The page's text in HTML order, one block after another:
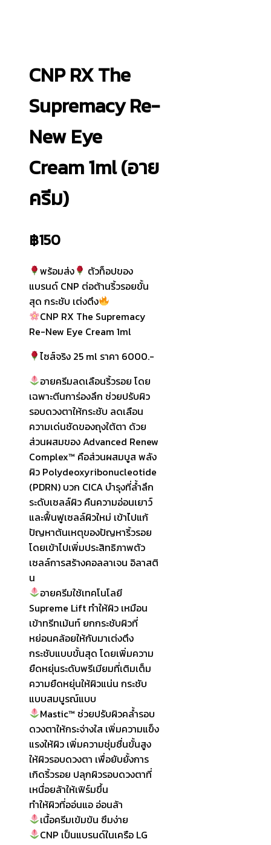
CNP RX The
Supremacy Re-
New Eye
Cream 1ml (อาย
ครีม)
฿150
พร้อมส่ง
ตัวท็อปของ
แบรนด์ CNP ต่อต้านริ้วรอยขั้น
สุด กระชับ เต่งตึง
CNP RX The Supremacy
Re-New Eye Cream 1ml
ไซส์จริง 25 ml ราคา 6000.-
อายครีมลดเลือนริ้วรอย โดย
เฉพาะตีนการ่องลึก ช่วยปรับผิว
รอบดวงตาให้กระชับ ลดเลือน
ความเด่นชัดของถุงใต้ตา ด้วย
ส่วนผสมของ Advanced Renew
Complex™ คือส่วนผสมบูส พลัง
ผิว Polydeoxyribonucleotide
(PDRN) บวก CICA บำรุงที่ล้ำลึก
ระดับเซลล์ผิว คืนความอ่อนเยาว์
และฟื้นฟูเซลล์ผิวใหม่ เข้าไปแก้
ปัญหาต้นเหตุของปัญหาริ้วรอย
โดยเข้าไปเพิ่มประสิทธิภาพตัว
เซลล์การสร้างคอลลาเจน อิลาสติ
น
อายครีมใช้เทคโนโลยี
Supreme Lift ทำให้ผิว เหมือน
เข้าทรีทเม้นท์ ยกกระชับผิวที่
หย่อนคล้อยให้กับมาเต่งตึง
กระชับแบบขั้นสุด โดยเพิ่มความ
ยืดหยุ่นระดับพรีเมียมที่เติมเต็ม
ความยืดหยุ่นให้ผิวแน่น กระชับ
แบบสมบูรณ์แบบ
Mastic™ ช่วยปรับผิวคล้ำรอบ
ดวงตาให้กระจ่างใส เพิ่มความแข็ง
แรงให้ผิว เพิ่มความชุ่มชื่นขั้นสูง
ให้ผิวรอบดวงตา เพื่อยับยั้งการ
เกิดริ้วรอย ปลุกผิวรอบดวงตาที่
เหนื่อยล้าให้เฟิร์มขึ้น
ทำให้ผิวที่ออ่นแอ อ่อนล้า
เนื้อครีมเข้มข้น ซึมง่าย
CNP เป็นแบรนด์ในเครือ LG